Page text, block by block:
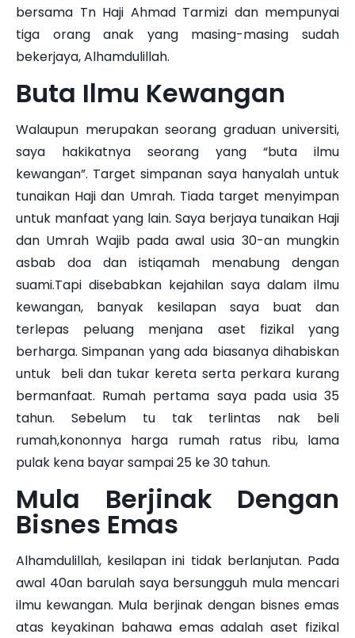
bersama Tn Haji Ahmad Tarmizi dan mempunyai
tiga orang anak yang masing-masing sudah
bekerjaya, Alhamdulillah.
Buta Ilmu Kewangan
Walaupun merupakan seorang graduan universiti,
saya hakikatnya seorang yang “buta ilmu
kewangan”. Target simpanan saya hanyalah untuk
tunaikan Haji dan Umrah. Tiada target menyimpan
untuk manfaat yang lain. Saya berjaya tunaikan Haji
dan Umrah Wajib pada awal usia 30-an mungkin
asbab doa dan istiqamah menabung dengan
suami.Tapi disebabkan kejahilan saya dalam ilmu
kewangan, banyak kesilapan saya buat dan
terlepas peluang menjana aset fizikal yang
berharga. Simpanan yang ada biasanya dihabiskan
untuk beli dan tukar kereta serta perkara kurang
bermanfaat. Rumah pertama saya pada usia 35
tahun. Sebelum tu tak terlintas nak beli
rumah,kononnya harga rumah ratus ribu, lama
pulak kena bayar sampai 25 ke 30 tahun.
Mula Berjinak Dengan
Bisnes Emas
Alhamdulillah, kesilapan ini tidak berlanjutan. Pada
awal 40an barulah saya bersungguh mula mencari
ilmu kewangan. Mula berjinak dengan bisnes emas
atas keyakinan bahawa emas adalah aset fizikal